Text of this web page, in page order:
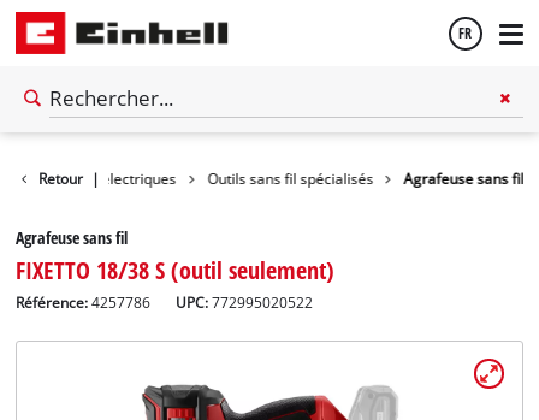
FR
Retour |
Outils électriques Outils sans fil spécialisés Agrafeuse sans fil
Agrafeuse sans fil
FIXETTO 18/38 S (outil seulement)
Référence: 4257786 UPC:772995020522